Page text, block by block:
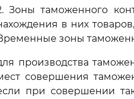
Зоны таможенного
в них
зоны
производства
совершения
при совершении